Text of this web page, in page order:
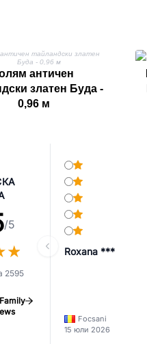
античен
златен Буда -
0,96 м
/5
★
★
2595
Roxana ***
Focsani
15 юли 2026